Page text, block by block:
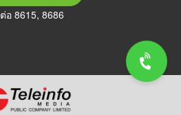
ต่อ 8615, 8686